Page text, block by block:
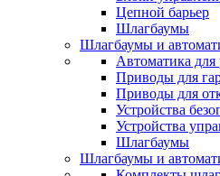
Цепной барьер
Шлагбаумы
Шлагбаумы и
Автоматика
Приводы для
Приводы для
Устройства
Устройства
Шлагбаумы
Шлагбаумы и